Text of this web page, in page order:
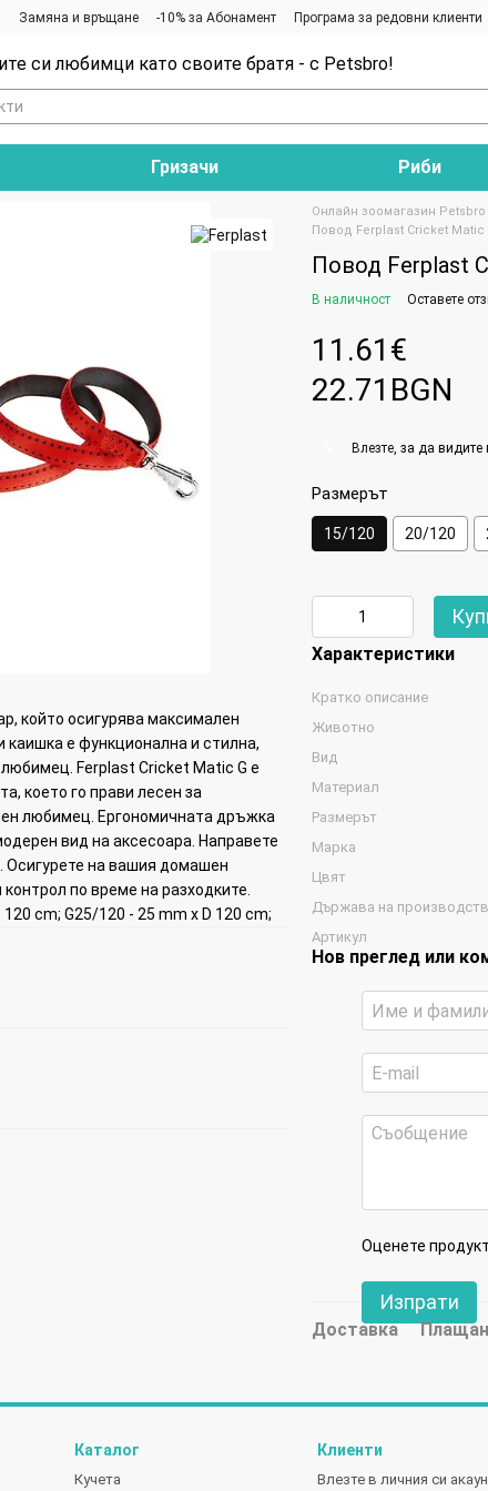
Замяна и връщане -10% за Абонамент
Програма за редовни клиенти
си любимци като своите братя - с Petsbro!
Гризачи Риби
който осигурява максимален
е функционална и стилна,
Ferplast Cricket Matic G е
което го прави лесен за
любимец. Ергономичната дръжка
вид на аксесоара. Направете
Осигурете на вашия домашен
по време на разходките.
cm; G25/120 - 25 mm x D 120 cm;
Онлайн зоомагазин Petsbro
Повод Ferplast Cricket Matic
Повод Ferplast
В наличност Оставете
11.61€
22.71BGN
Влезте , за да
Размерът
15/120 20/120
Характеристики
Кратко описание
Животно
Вид
Материал
Размерът
Марка
Цвят
Държава на
Артикул
Нов преглед или
Оценете
Изпрати
Доставка
Каталог
Кучета
Клиенти
Влезте в личния си